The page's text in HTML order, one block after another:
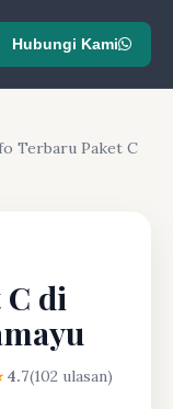
Hubungi Kami
Terbaru Paket C
di
4.7(102 ulasan)